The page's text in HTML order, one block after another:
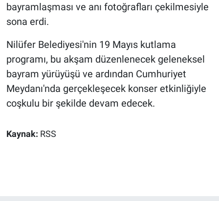
bayramlaşması ve anı fotoğrafları çekilmesiyle
sona erdi.
Nilüfer Belediyesi'nin 19 Mayıs kutlama
programı, bu akşam düzenlenecek geleneksel
bayram yürüyüşü ve ardından Cumhuriyet
Meydanı'nda gerçekleşecek konser etkinliğiyle
coşkulu bir şekilde devam edecek.
Kaynak: RSS